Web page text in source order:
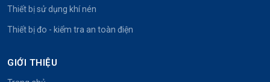
Thiết bị sử dụng khí nén
Thiết bị đo - kiểm tra an toàn điện
GIỚI THIỆU